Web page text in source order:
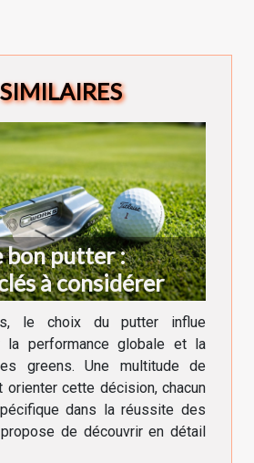
bon putter :
à considérer
le choix du putter influe
la performance globale et la
greens. Une multitude de
orienter cette décision, chacun
dans la réussite des
de découvrir en détail